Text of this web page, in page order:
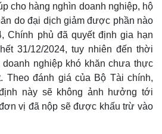
Công nghệ
Tin Công nghệ
cho hàng nghìn doanh nghiệp, hộ
do đại dịch giảm được phần nào
Chính phủ đã quyết định gia hạn
31/12/2024, tuy nhiên đến thời
doanh nghiệp khó khăn chưa thực
Theo đánh giá của Bộ Tài chính,
này sẽ không ảnh hưởng tới
vị đã nộp sẽ được khấu trừ vào